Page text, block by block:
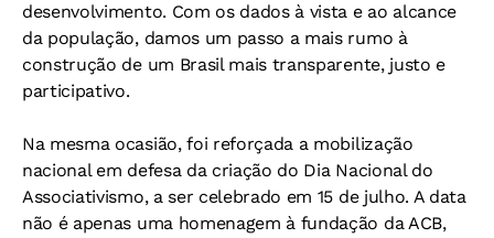
desenvolvimento. Com os dados à vista e ao alcance
da população, damos um passo a mais rumo à
construção de um Brasil mais transparente, justo e
participativo.
Na mesma ocasião, foi reforçada a mobilização
nacional em defesa da criação do Dia Nacional do
Associativismo, a ser celebrado em 15 de julho. A data
não é apenas uma homenagem à fundação da ACB,